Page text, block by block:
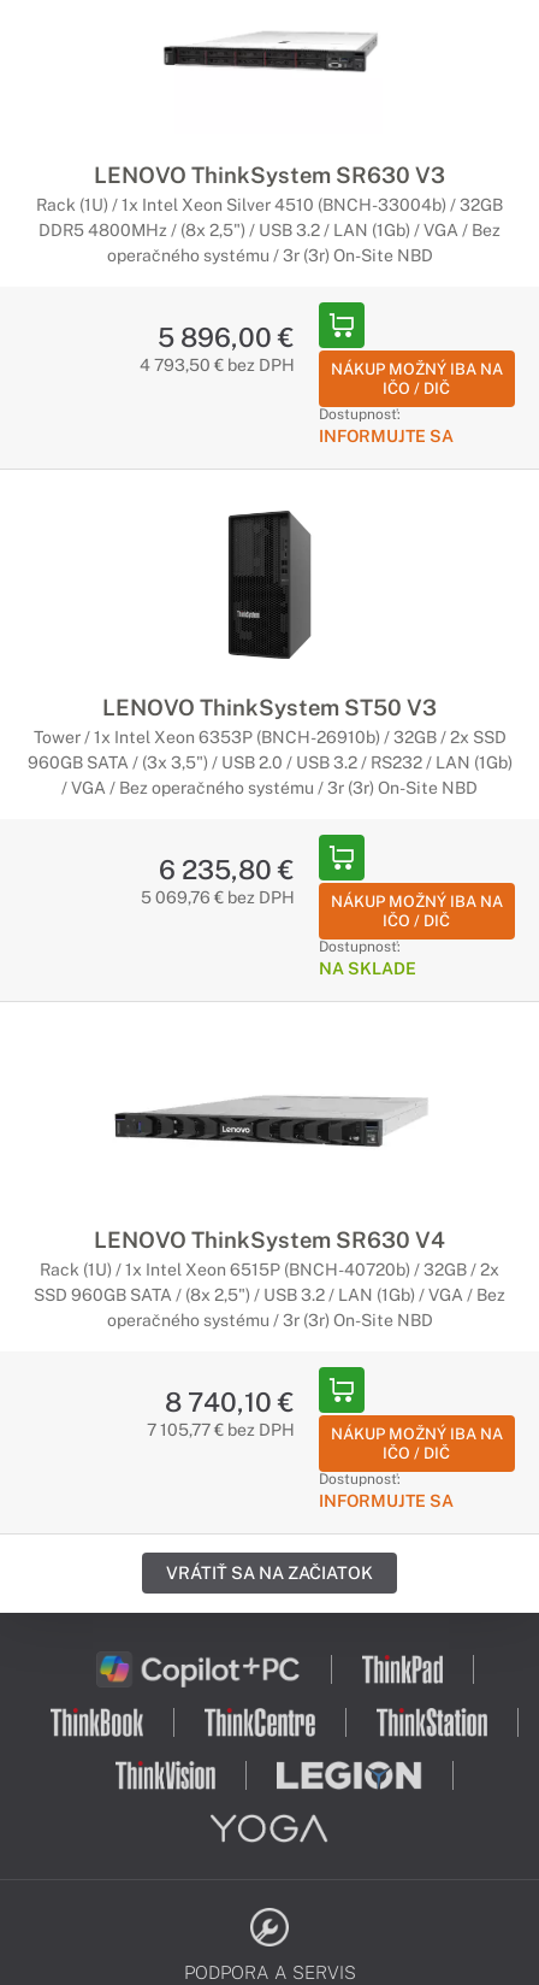
LENOVO ThinkSystem SR630 V3
Rack (1U) / 1x Intel Xeon Silver 4510 (BNCH-33004b) / 32GB
DDR5 4800MHz / (8x 2,5") / USB 3.2 / LAN (1Gb) / VGA / Bez
operačného systému / 3r (3r) On-Site NBD
5 896,00 €
4 793,50 € bez DPH
NÁKUP MOŽNÝ IBA NA
IČO / DIČ
Dostupnosť:
INFORMUJTE SA
LENOVO ThinkSystem ST50 V3
Tower / 1x Intel Xeon 6353P (BNCH-26910b) / 32GB / 2x SSD
960GB SATA / (3x 3,5") / USB 2.0 / USB 3.2 / RS232 / LAN (1Gb)
/ VGA / Bez operačného systému / 3r (3r) On-Site NBD
6 235,80 €
5 069,76 € bez DPH
NÁKUP MOŽNÝ IBA NA
IČO / DIČ
Dostupnosť:
NA SKLADE
LENOVO ThinkSystem SR630 V4
Rack (1U) / 1x Intel Xeon 6515P (BNCH-40720b) / 32GB / 2x
SSD 960GB SATA / (8x 2,5") / USB 3.2 / LAN (1Gb) / VGA / Bez
operačného systému / 3r (3r) On-Site NBD
8 740,10 €
7 105,77 € bez DPH
NÁKUP MOŽNÝ IBA NA
IČO / DIČ
Dostupnosť:
INFORMUJTE SA
VRÁTIŤ SA NA ZAČIATOK
PODPORA A SERVIS